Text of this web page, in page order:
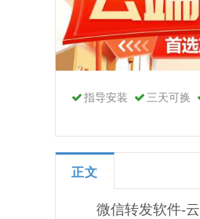
指导安装 三天可换
正文
微信转发软件-